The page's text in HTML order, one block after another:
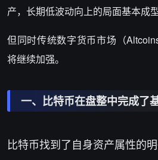
产，长期低波动向上的局面基本成型
但同时传统数字货币市场（
将继续加强。
一、比特币在盘整中完成了
比特币找到了自身资产属性的